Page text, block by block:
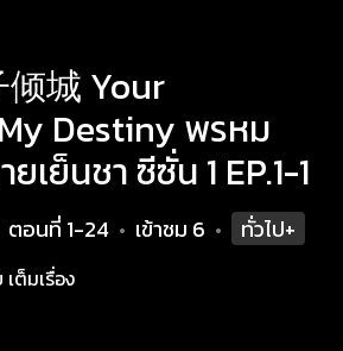
倾城 Your
Destiny พรหม
ย็นชา ซีซั่น 1 EP.1-1
ตอนที่ 1-24 • เข้าชม 6 • ทั่วไป+
ต็มเรื่อง